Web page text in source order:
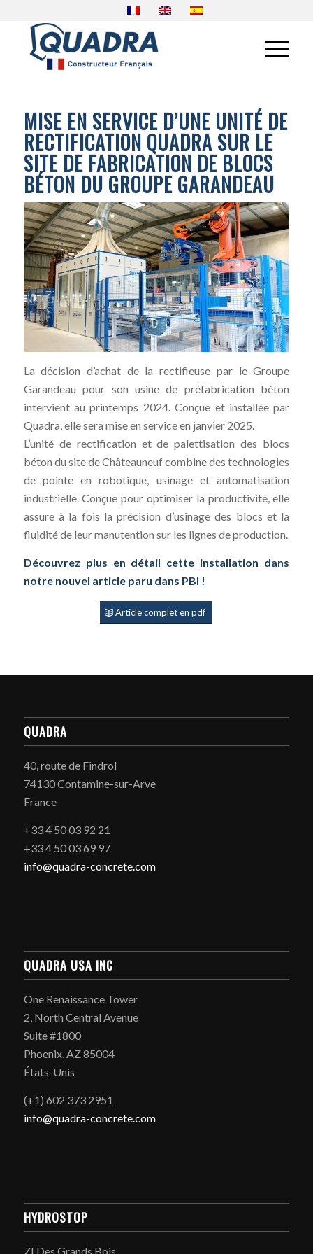
MISE EN SERVICE D’UNE UNITÉ DE
RECTIFICATION QUADRA SUR LE
SITE DE FABRICATION DE BLOCS
BÉTON DU GROUPE GARANDEAU
La décision d’achat de la rectifieuse par le Groupe
Garandeau pour son usine de préfabrication béton
intervient au printemps 2024. Conçue et installée par
Quadra, elle sera mise en service en janvier 2025.
L’unité de rectification et de palettisation des blocs
béton du site de Châteauneuf combine des technologies
de pointe en robotique, usinage et automatisation
industrielle. Conçue pour optimiser la productivité, elle
assure à la fois la précision d’usinage des blocs et la
fluidité de leur manutention sur les lignes de production.
Découvrez plus en détail cette installation dans
notre nouvel article paru dans PBI !
Article complet en pdf
QUADRA
40, route de Findrol
74130 Contamine-sur-Arve
France
+33 4 50 03 92 21
+33 4 50 03 69 97
info@quadra-concrete.com
QUADRA USA INC
One Renaissance Tower
2, North Central Avenue
Suite #1800
Phoenix, AZ 85004
États-Unis
(+1) 602 373 2951
info@quadra-concrete.com
HYDROSTOP
ZI Des Grands Bois